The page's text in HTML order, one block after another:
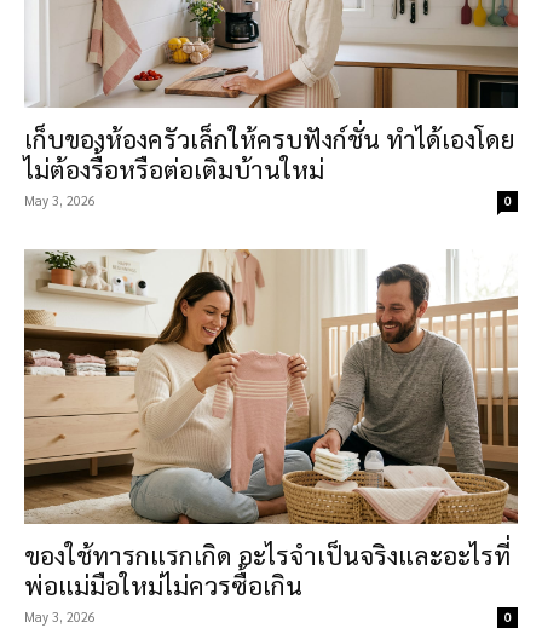
เก็บของห้องครัวเล็กให้ครบฟังก์ชั่น ทำได้เองโดย
ไม่ต้องรื้อหรือต่อเติมบ้านใหม่
May 3, 2026 0
ของใช้ทารกแรกเกิด อะไรจำเป็นจริงและอะไรที่
พ่อแม่มือใหม่ไม่ควรซื้อเกิน
May 3, 2026 0